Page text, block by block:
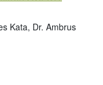
Kata, Dr. Ambrus